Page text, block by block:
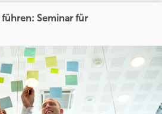
Seminar für